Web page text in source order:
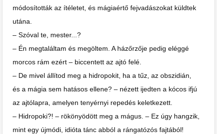
módosították az ítéletet, és mágiaértő fejvadászokat küldtek
utána.
– Szóval te, mester...?
– Én megtaláltam és megöltem. A házőrzője pedig eléggé
morcos rám ezért – biccentett az ajtó felé.
– De mivel állítod meg a hidropokit, ha a tűz, az obszidián,
és a mágia sem hatásos ellene? – nézett ijedten a kócos ifjú
az ajtólapra, amelyen tenyérnyi repedés keletkezett.
– Hidropoki?! – rökönyödött meg a mágus. – Ez úgy hangzik,
mint egy újmódi, idióta tánc abból a rángatózós fajtából!